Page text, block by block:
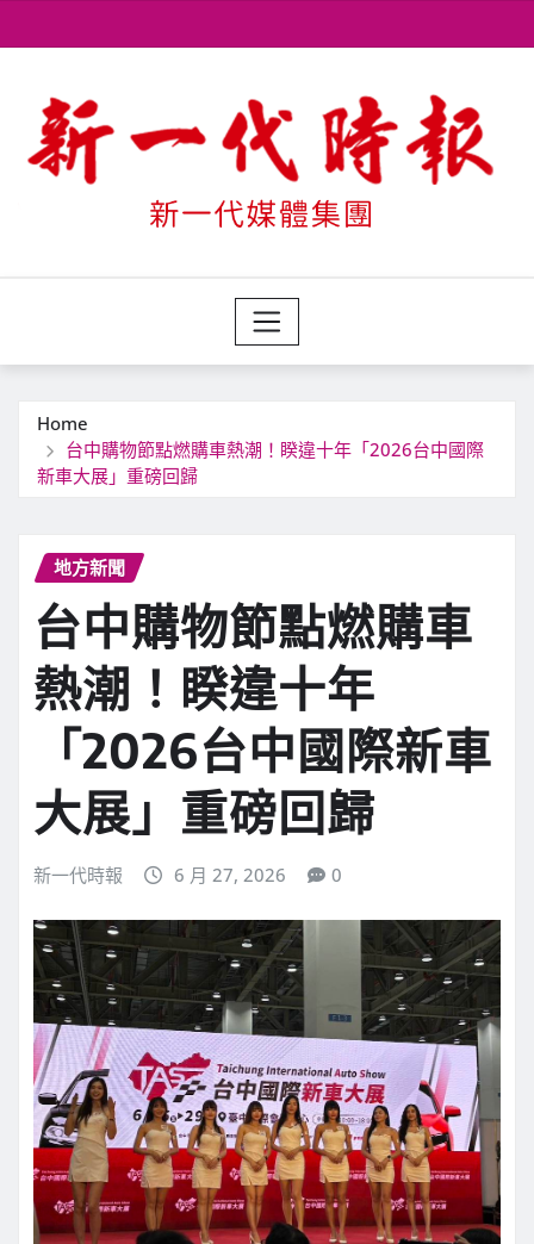
to
Home
台中購物節點燃購車熱潮！睽違十年「2026台中國際
新車大展」重磅回歸
地方新聞
台中購物節點燃購車
熱潮！睽違十年
「2026台中國際新車
大展」重磅回歸
新一代時報 6 月 27, 2026 0